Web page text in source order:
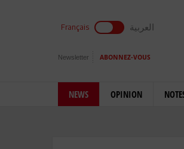
Français العربية
Newsletter ABONNEZ-VOUS
NEWS OPINION